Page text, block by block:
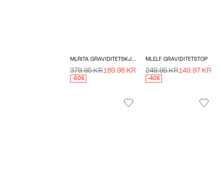
MLRITA GRAVIDITETSKJOLE
379.95 KR189.98 KR
-50%
MLELF GRAVIDITETSTOP
249.95 KR149.97 KR
-40%